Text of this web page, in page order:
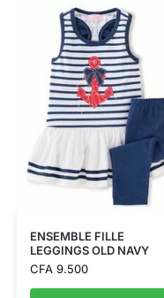
ENSEMBLE FILLE
LEGGINGS OLD NAVY
CFA9.500